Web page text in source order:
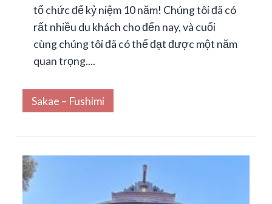
tổ chức để kỷ niệm 10 năm! Chúng tôi đã có
rất nhiều du khách cho đến nay, và cuối
cùng chúng tôi đã có thể đạt được một năm
quan trọng....
Sakae – Fushimi